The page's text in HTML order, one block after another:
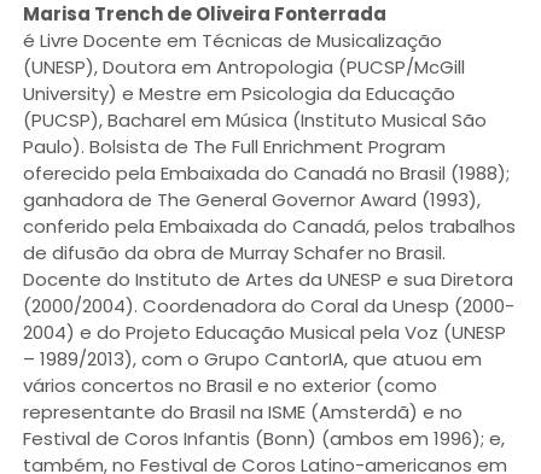
Marisa Trench de Oliveira Fonterrada
é Livre Docente em Técnicas de Musicalização
(UNESP), Doutora em Antropologia (PUCSP/McGill
University) e Mestre em Psicologia da Educação
(PUCSP), Bacharel em Música (Instituto Musical São
Paulo). Bolsista de The Full Enrichment Program
oferecido pela Embaixada do Canadá no Brasil (1988);
ganhadora de The General Governor Award (1993),
conferido pela Embaixada do Canadá, pelos trabalhos
de difusão da obra de Murray Schafer no Brasil.
Docente do Instituto de Artes da UNESP e sua Diretora
(2000/2004). Coordenadora do Coral da Unesp (2000-
2004) e do Projeto Educação Musical pela Voz (UNESP
– 1989/2013), com o Grupo CantorIA, que atuou em
vários concertos no Brasil e no exterior (como
representante do Brasil na ISME (Amsterdã) e no
Festival de Coros Infantis (Bonn) (ambos em 1996); e,
também, no Festival de Coros Latino-americanos em